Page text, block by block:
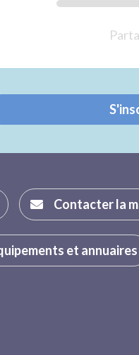
Contacter la
et annuaires